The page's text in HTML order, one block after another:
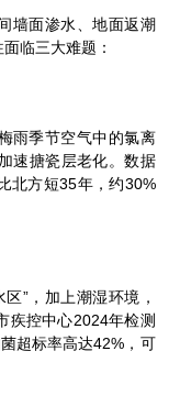
墙面渗水、地面返潮
临三大难题：
雨季节空气中的氯离
速搪瓷层老化。数据
北方短35年，约30%
”，加上潮湿环境，
疾控中心2024年检测
超标率高达42%，可